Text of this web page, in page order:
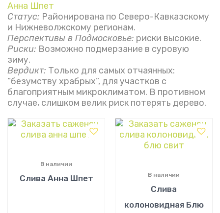
Анна Шпет
Статус: Районирована по Северо-Кавказскому
и Нижневолжскому регионам.
Перспективы в Подмосковье: риски высокие.
Риски: Возможно подмерзание в суровую
зиму.
Вердикт: Только для самых отчаянных:
“безумству храбрых”, для участков с
благоприятным микроклиматом. В противном
случае, слишком велик риск потерять дерево.
Слива Анна Шпет
В наличии
Слива
колоновидная Блю
В наличии